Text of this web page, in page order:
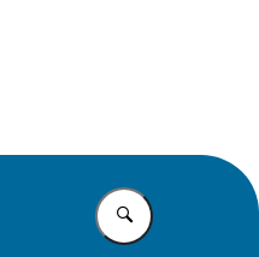
Vul in wat u